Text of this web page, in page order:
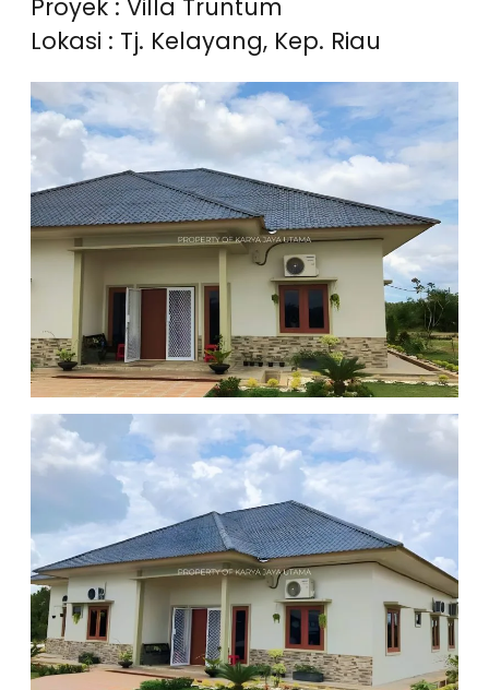
Proyek : Villa Truntum
Lokasi : Tj. Kelayang, Kep. Riau